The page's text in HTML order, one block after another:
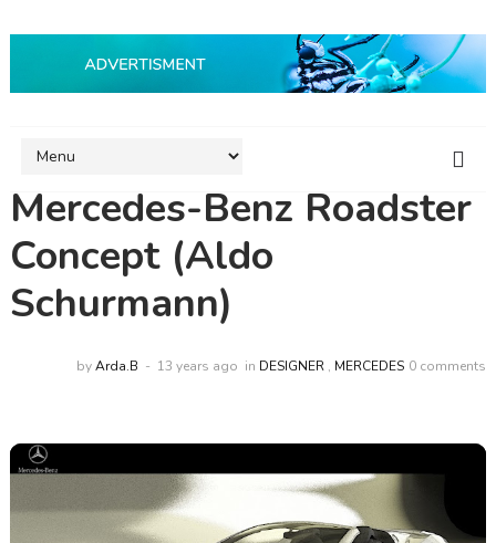
Mercedes-Benz Roadster
Concept (Aldo
Schurmann)
byArda.B 13 years ago in DESIGNER, MERCEDES 0 comments